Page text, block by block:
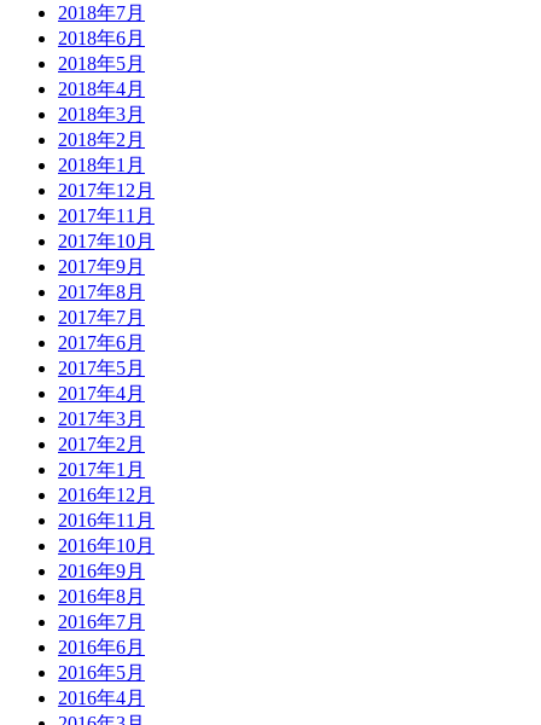
2018年7月
2018年6月
2018年5月
2018年4月
2018年3月
2018年2月
2018年1月
2017年12月
2017年11月
2017年10月
2017年9月
2017年8月
2017年7月
2017年6月
2017年5月
2017年4月
2017年3月
2017年2月
2017年1月
2016年12月
2016年11月
2016年10月
2016年9月
2016年8月
2016年7月
2016年6月
2016年5月
2016年4月